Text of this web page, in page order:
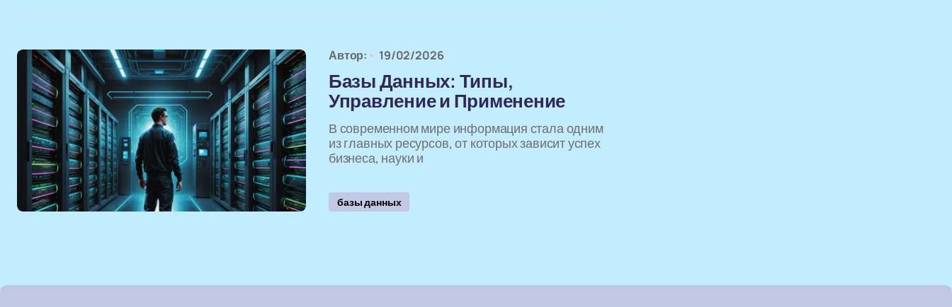
Автор: 19/02/2026
Базы Данных: Типы,
Управление и Применение
В современном мире информация стала одним
из главных ресурсов, от которых зависит успех
бизнеса, науки и
базы данных